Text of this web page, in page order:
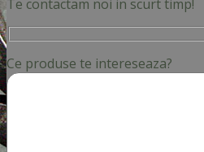
Te contactam noi in scurt timp!
Ce produse te intereseaza?